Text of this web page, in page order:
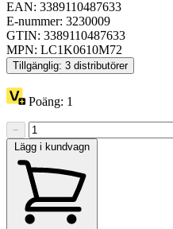
EAN: 3389110487633
E-nummer: 3230009
GTIN: 3389110487633
MPN: LC1K0610M72
Tillgänglig: 3 distributörer
Poäng: 1
−
Lägg i kundvagn